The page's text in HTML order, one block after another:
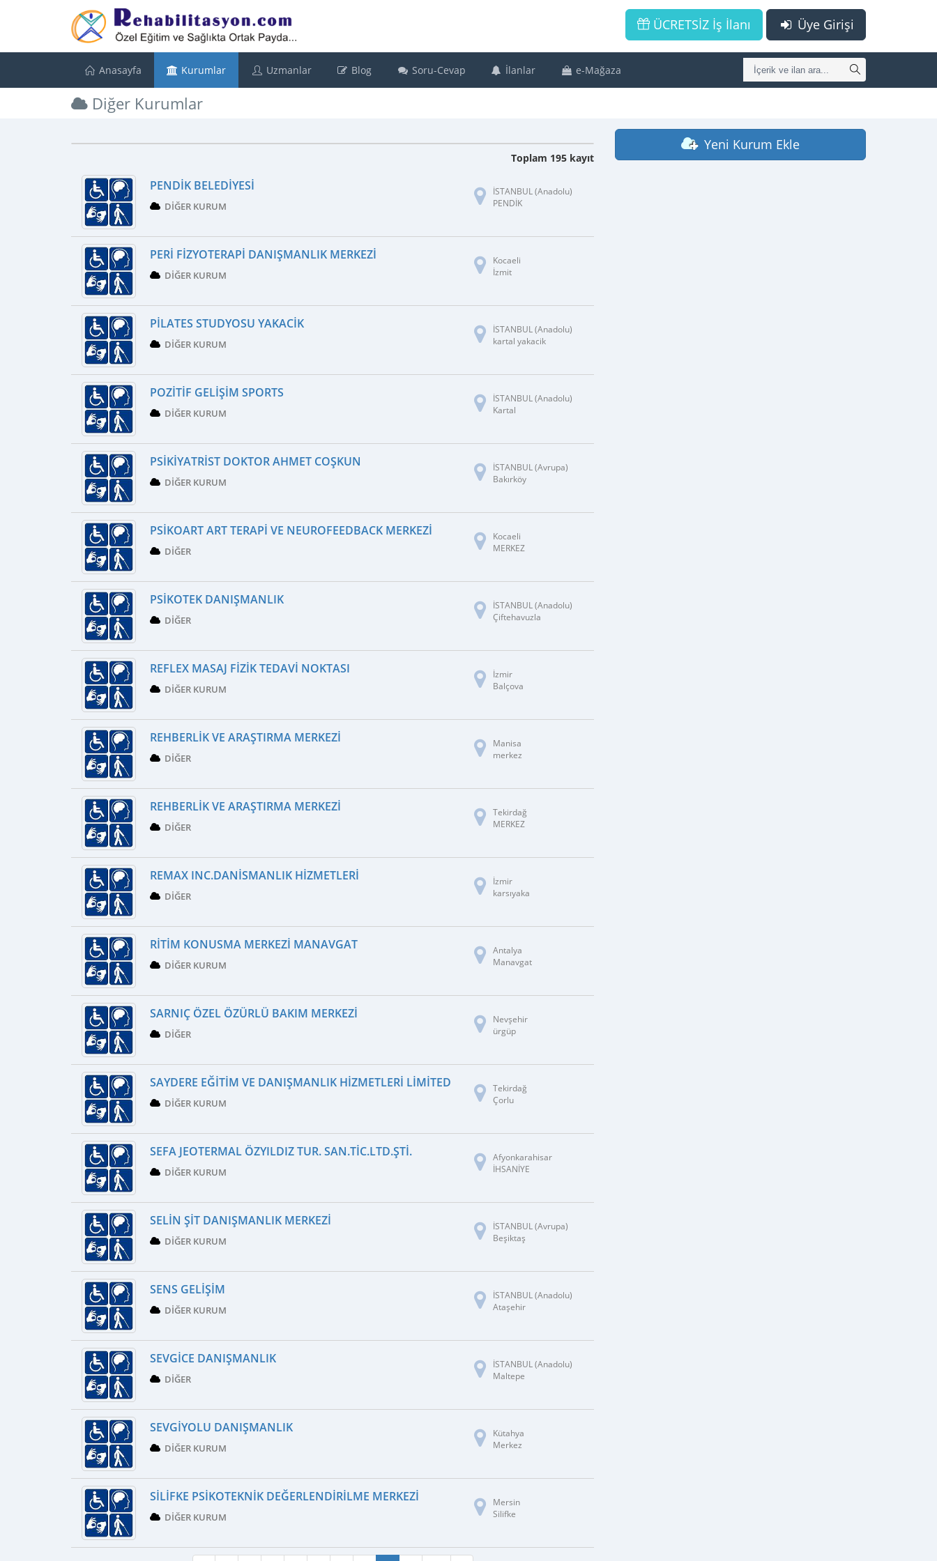
Üye Girişi
ÜCRETSİZ İş İlanı
Anasayfa Kurumlar Uzmanlar Blog Soru-Cevap İlanlar e-Mağaza
Diğer Kurumlar
Toplam 195 kayıt
PENDIK BELEDIYESI
DIĞER KURUM
İSTANBUL (Anadolu)
PENDİK
PERI FIZYOTERAPI DANIŞMANLIK MERKEZI
DIĞER KURUM
Kocaeli
İzmit
PILATES STUDYOSU YAKACIK
DIĞER KURUM
İSTANBUL (Anadolu)
kartal yakacik
POZITIF GELIŞIM SPORTS
DIĞER KURUM
İSTANBUL (Anadolu)
Kartal
PSIKIYATRIST DOKTOR AHMET COŞKUN
DIĞER KURUM
İSTANBUL (Avrupa)
Bakırköy
PSIKOART ART TERAPI VE NEUROFEEDBACK MERKEZI
DIĞER
Kocaeli
MERKEZ
PSIKOTEK DANIŞMANLIK
DIĞER
İSTANBUL (Anadolu)
Çiftehavuzla
REFLEX MASAJ FIZIK TEDAVI NOKTASI
DIĞER KURUM
İzmir
Balçova
REHBERLIK VE ARAŞTIRMA MERKEZI
DIĞER
Manisa
merkez
REHBERLIK VE ARAŞTIRMA MERKEZI
DIĞER
Tekirdağ
MERKEZ
REMAX INC.DANISMANLIK HIZMETLERI
DIĞER
İzmir
karsıyaka
RITIM KONUSMA MERKEZI MANAVGAT
DIĞER KURUM
Antalya
Manavgat
SARNIÇ ÖZEL ÖZÜRLÜ BAKIM MERKEZI
DIĞER
Nevşehir
ürgüp
SAYDERE EĞITIM VE DANIŞMANLIK HIZMETLERI LIMITED ŞIRKETI
DIĞER KURUM
Tekirdağ
Çorlu
SEFA JEOTERMAL ÖZYILDIZ TUR. SAN.TIC.LTD.ŞTI.
DIĞER KURUM
Afyonkarahisar
İHSANİYE
SELIN ŞIT DANIŞMANLIK MERKEZI
DIĞER KURUM
İSTANBUL (Avrupa)
Beşiktaş
SENS GELIŞIM
DIĞER KURUM
İSTANBUL (Anadolu)
Ataşehir
SEVGICE DANIŞMANLIK
DIĞER
İSTANBUL (Anadolu)
Maltepe
SEVGIYOLU DANIŞMANLIK
DIĞER KURUM
Kütahya
Merkez
SILIFKE PSIKOTEKNIK DEĞERLENDIRILME MERKEZI
DIĞER KURUM
Mersin
Silifke
Yeni Kurum Ekle